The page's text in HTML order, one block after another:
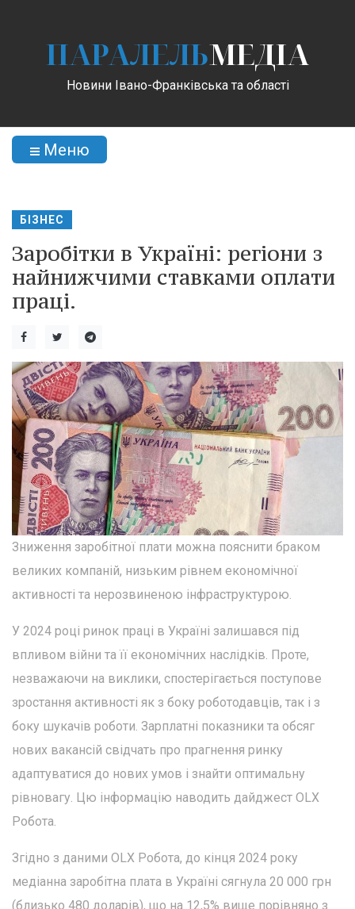
ПАРАЛЕЛЬМЕДІА
Новини Івано-Франківська та області
Меню
БІЗНЕС
Заробітки в Україні: регіони з
найнижчими ставками оплати
праці.
Зниження заробітної плати можна пояснити браком
великих компаній, низьким рівнем економічної
активності та нерозвиненою інфраструктурою.
У 2024 році ринок праці в Україні залишався під
впливом війни та її економічних наслідків. Проте,
незважаючи на виклики, спостерігається поступове
зростання активності як з боку роботодавців, так і з
боку шукачів роботи. Зарплатні показники та обсяг
нових вакансій свідчать про прагнення ринку
адаптуватися до нових умов і знайти оптимальну
рівновагу. Цю інформацію наводить дайджест OLX
Робота.
Згідно з даними OLX Робота, до кінця 2024 року
медіанна заробітна плата в Україні сягнула 20 000 грн
(близько 480 доларів), що на 12,5% вище порівняно з